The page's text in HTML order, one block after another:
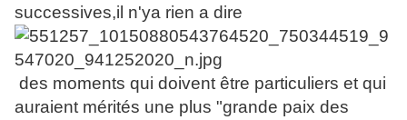
successives,il n'ya rien a dire
des moments qui doivent être particuliers et qui
auraient mérités une plus "grande paix des